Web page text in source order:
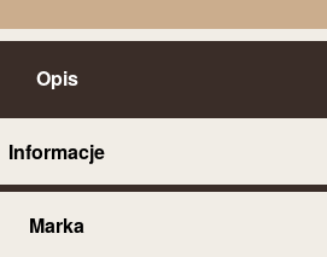
Opis
Informacje
Marka